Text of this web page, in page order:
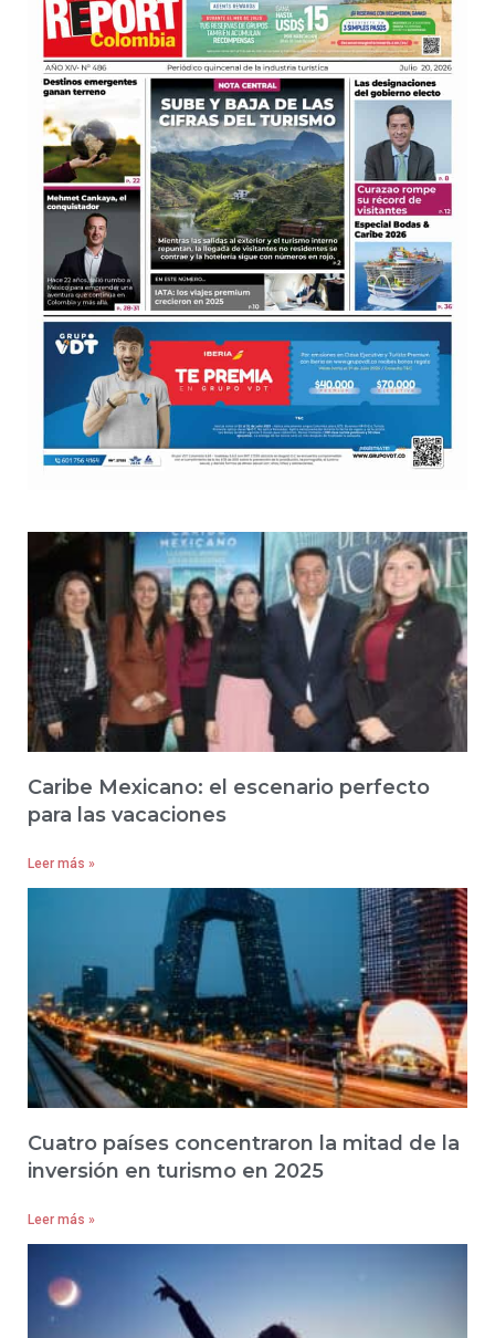
Caribe Mexicano: el escenario perfecto
para las vacaciones
Leer más »
Cuatro países concentraron la mitad de la
inversión en turismo en 2025
Leer más »